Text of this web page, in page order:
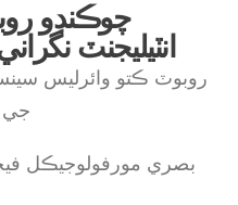
چوڪنڊو
انٽيليجنٽ
روبوٽ ڪتو وائرليس
جي
بصري مورفولوجيڪل